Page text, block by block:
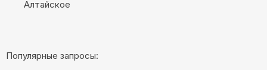
Алтайское
Популярные запросы: